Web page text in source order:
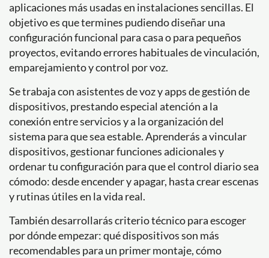
aplicaciones más usadas en instalaciones sencillas. El
objetivo es que termines pudiendo diseñar una
configuración funcional para casa o para pequeños
proyectos, evitando errores habituales de vinculación,
emparejamiento y control por voz.
Se trabaja con asistentes de voz y apps de gestión de
dispositivos, prestando especial atención a la
conexión entre servicios y a la organización del
sistema para que sea estable. Aprenderás a vincular
dispositivos, gestionar funciones adicionales y
ordenar tu configuración para que el control diario sea
cómodo: desde encender y apagar, hasta crear escenas
y rutinas útiles en la vida real.
También desarrollarás criterio técnico para escoger
por dónde empezar: qué dispositivos son más
recomendables para un primer montaje, cómo